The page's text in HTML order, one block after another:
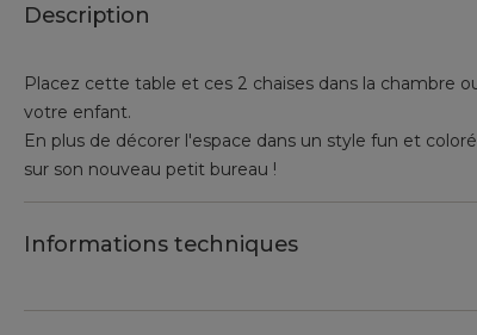
Description
Placez cette table et ces 2 chaises dans la chambre
votre enfant.
En plus de décorer l'espace dans un style fun et
sur son nouveau petit bureau !
Informations techniques